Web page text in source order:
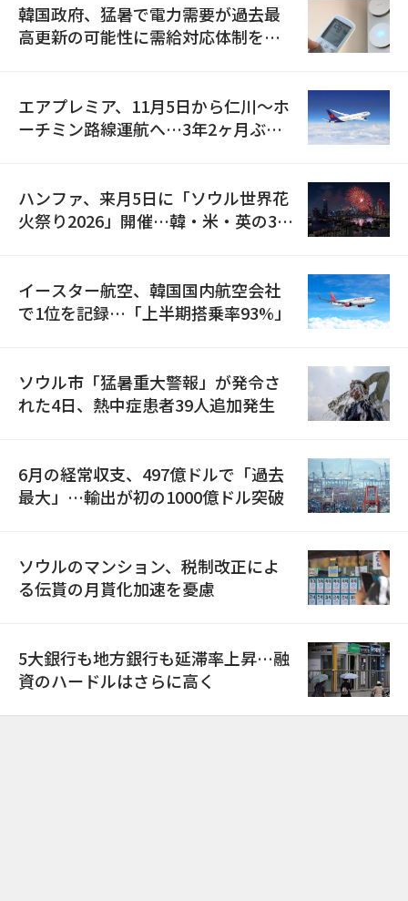
韓国政府、猛暑で電力需要が過去最
高更新の可能性に需給対応体制を点
エアプレミア、11月5日から仁川〜ホ
ーチミン路線運航へ…3年2ヶ月ぶり
ハンファ、来月5日に「ソウル世界花
火祭り2026」開催…韓・米・英の3カ
イースター航空、韓国国内航空会社
で1位を記録…「上半期搭乗率93%」
ソウル市「猛暑重大警報」が発令さ
れた4日、熱中症患者39人追加発生
6月の経常収支、497億ドルで「過去
最大」…輸出が初の1000億ドル突破
ソウルのマンション、税制改正によ
る伝貰の月貰化加速を憂慮
5大銀行も地方銀行も延滞率上昇…融
資のハードルはさらに高く